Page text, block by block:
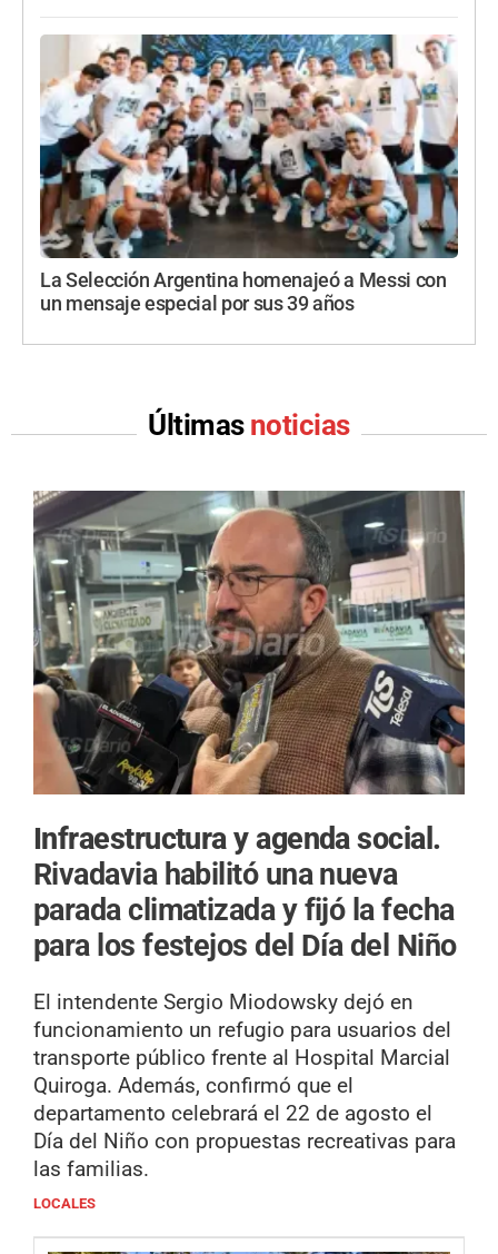
La Selección Argentina homenajeó a Messi con
un mensaje especial por sus 39 años
Últimas noticias
Infraestructura y agenda social.
Rivadavia habilitó una nueva
parada climatizada y fijó la fecha
para los festejos del Día del Niño
El intendente Sergio Miodowsky dejó en
funcionamiento un refugio para usuarios del
transporte público frente al Hospital Marcial
Quiroga. Además, confirmó que el
departamento celebrará el 22 de agosto el
Día del Niño con propuestas recreativas para
las familias.
LOCALES